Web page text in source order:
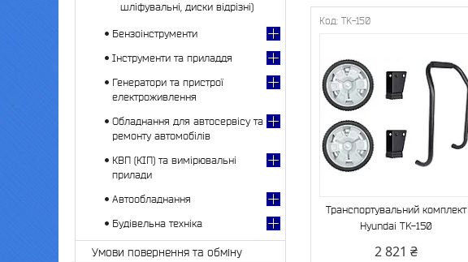
TK-150
Транспортувальний комплект
Hyundai TK-150
2 821 ₴
шліфувальні, диски відрізні)
Бензоінструменти
Інструменти та приладдя
Генератори та пристрої
електроживлення
Обладнання для автосервісу та
ремонту автомобілів
КВП (КІП) та вимірювальні
прилади
Автообладнання
Будівельна техніка
Умови повернення та обміну